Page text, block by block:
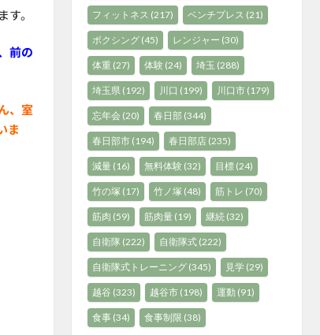
す。
前の
、室
ま
フィットネス (217) ベンチプレス (21)
ボクシング(45) レンジャー (30)
体重(27) 体験 (24) 埼玉 (288)
埼玉県 (192) 川口 (199) 川口市(179)
忘年会(20) 春日部(344)
春日部市(194) 春日部店(235)
減量(16) 無料体験 (32) 目標(24)
竹の塚 (17) 竹ノ塚 (48) 筋トレ (70)
筋肉 (59) 筋肉量(19) 継続(32)
自衛隊 (222) 自衛隊式(222)
自衛隊式トレーニング(345) 見学(29)
越谷 (323) 越谷市(198) 運動 (91)
食事(34) 食事制限 (38)